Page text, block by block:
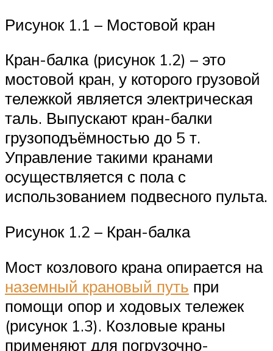
Рисунок 1.1 – Мостовой кран
Кран-балка (рисунок 1.2) – это
мостовой кран, у которого грузовой
тележкой является электрическая
таль. Выпускают кран-балки
грузоподъёмностью до 5 т.
Управление такими кранами
осуществляется с пола с
использованием подвесного пульта.
Рисунок 1.2 – Кран-балка
Мост козлового крана опирается на
наземный крановый путь при
помощи опор и ходовых тележек
(рисунок 1.3). Козловые краны
применяют для погрузочно-